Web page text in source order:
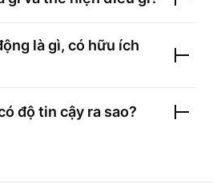
là gì, có hữu ích
độ tin cậy ra sao?